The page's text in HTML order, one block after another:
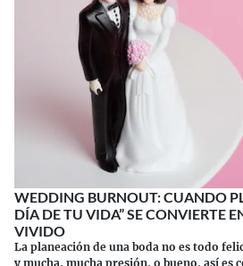
WEDDING BURNOUT: CUANDO
DÍA DE TU VIDA” SE CONVIERTE
VIVIDO
La planeación de una boda no es todo
y mucha, mucha presión, o bueno, así es